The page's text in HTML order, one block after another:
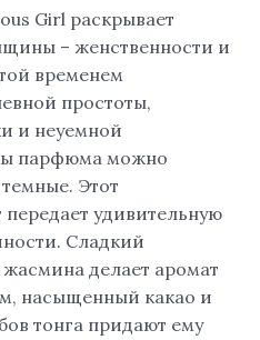
Girl раскрывает
– женственности и
временем
простоты,
и неуемной
парфюма можно
Этот
удивительную
Сладкий
делает аромат
насыщенный какао и
тонга придают ему